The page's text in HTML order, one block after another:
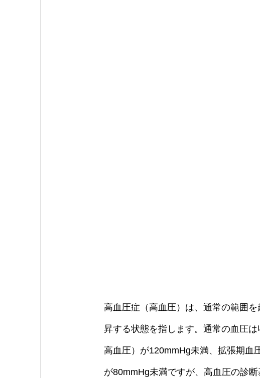
高血圧症（高血圧）は、通常の範囲
昇する状態を指します。通常の血圧
高血圧）が120mmHg未満、拡張期血
が80mmHg未満ですが、高血圧の診